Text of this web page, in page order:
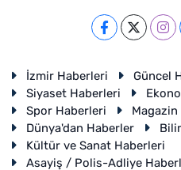
İzmir Haberleri
Güncel
Siyaset Haberleri
Spor Haberleri
Dünya'dan Haberler
Kültür ve Sanat Haberleri
Asayiş / Polis-Adliye